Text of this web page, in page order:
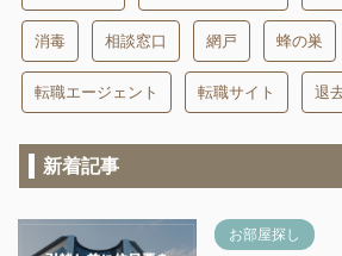
消毒 相談窓口 網戸 蜂の巣
転職エージェント 転職サイト 退
新着記事
お部屋探し